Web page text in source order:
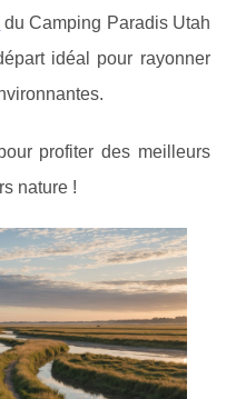
du Camping Paradis Utah
idéal pour rayonner
profiter des meilleurs
nature !